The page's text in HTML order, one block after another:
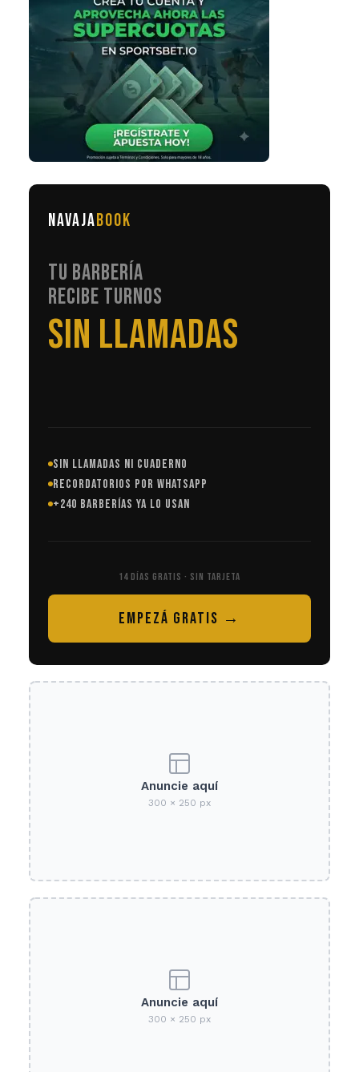
NAVAJABOOK
TU BARBERÍA
RECIBE TURNOS
EN AUTOMÁTICO
SIN LLAMADAS NI CUADERNO
RECORDATORIOS POR WHATSAPP
+240 BARBERÍAS YA LO USAN
14 DÍAS GRATIS · SIN TARJETA
EMPEZÁ GRATIS →
Anuncie aquí
300 × 250 px
Anuncie aquí
300 × 250 px